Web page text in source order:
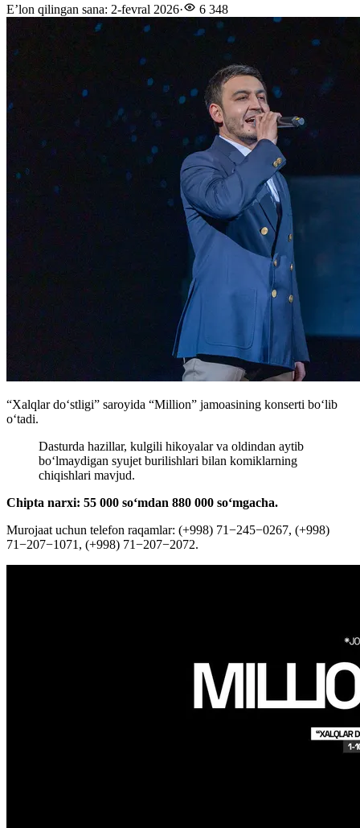
E’lon qilingan sana: 2-fevral 2026· 6 348
“Xalqlar doʻstligi” saroyida “Million” jamoasining konserti boʻlib
oʻtadi.
Dasturda hazillar, kulgili hikoyalar va oldindan aytib
boʻlmaydigan syujet burilishlari bilan komiklarning
chiqishlari mavjud.
Chipta narxi: 55 000 soʻmdan 880 000 soʻmgacha.
Murojaat uchun telefon raqamlar: (+998) 71−245−0267, (+998)
71−207−1071, (+998) 71−207−2072.